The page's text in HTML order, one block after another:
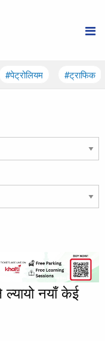
#पेट्रोलियम #ट्राफिक
ल्यायो नयाँ केई